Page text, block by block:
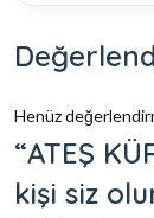
Henüz
“ATEŞ
kişi siz